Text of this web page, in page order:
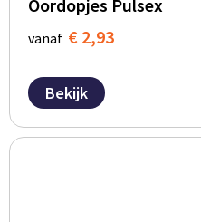
Oordopjes Pulsex
vanaf € 2,93
Bekijk